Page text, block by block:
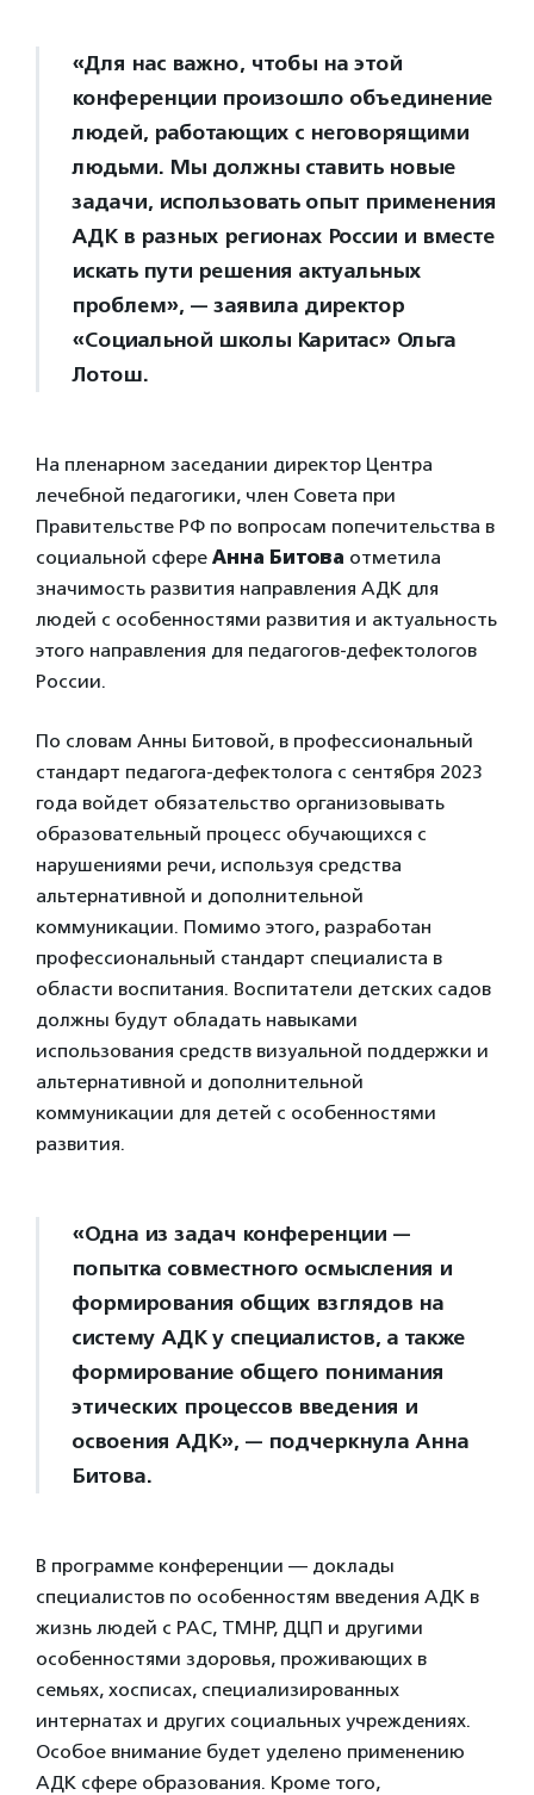
«Для нас важно, чтобы на этой
конференции произошло объединение
людей, работающих с неговорящими
людьми. Мы должны ставить новые
задачи, использовать опыт применения
АДК в разных регионах России и вместе
искать пути решения актуальных
проблем», — заявила директор
«Социальной школы Каритас» Ольга
Лотош.
На пленарном заседании директор Центра
лечебной педагогики, член Совета при
Правительстве РФ по вопросам попечительства в
социальной сфере Анна Битова отметила
значимость развития направления АДК для
людей с особенностями развития и актуальность
этого направления для педагогов-дефектологов
России.
По словам Анны Битовой, в профессиональный
стандарт педагога-дефектолога с сентября 2023
года войдет обязательство организовывать
образовательный процесс обучающихся с
нарушениями речи, используя средства
альтернативной и дополнительной
коммуникации. Помимо этого, разработан
профессиональный стандарт специалиста в
области воспитания. Воспитатели детских садов
должны будут обладать навыками
использования средств визуальной поддержки и
альтернативной и дополнительной
коммуникации для детей с особенностями
развития.
«Одна из задач конференции —
попытка совместного осмысления и
формирования общих взглядов на
систему АДК у специалистов, а также
формирование общего понимания
этических процессов введения и
освоения АДК», — подчеркнула Анна
Битова.
В программе конференции — доклады
специалистов по особенностям введения АДК в
жизнь людей с РАС, ТМНР, ДЦП и другими
особенностями здоровья, проживающих в
семьях, хосписах, специализированных
интернатах и других социальных учреждениях.
Особое внимание будет уделено применению
АДК сфере образования. Кроме того,